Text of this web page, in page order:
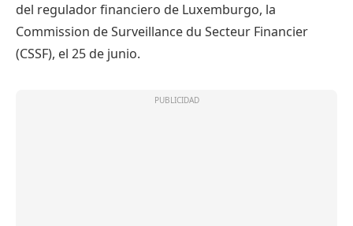
del regulador financiero de Luxemburgo, la
Commission de Surveillance du Secteur Financier
(CSSF), el 25 de junio.